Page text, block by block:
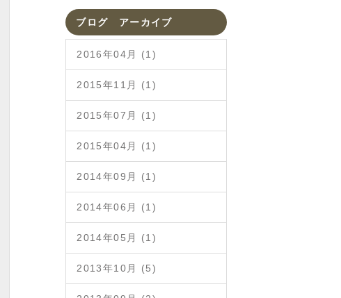
ブログ アーカイブ
2016年04月 (1)
2015年11月 (1)
2015年07月 (1)
2015年04月 (1)
2014年09月 (1)
2014年06月 (1)
2014年05月 (1)
2013年10月 (5)